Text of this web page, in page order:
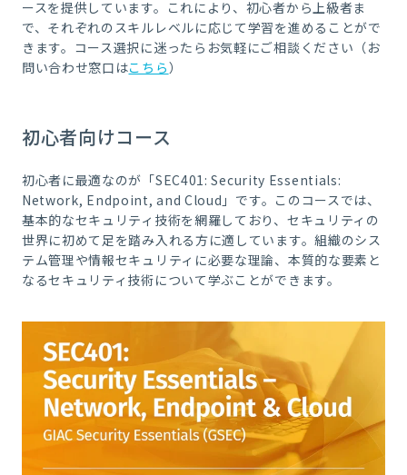
ースを提供しています。これにより、初心者から上級者ま
で、それぞれのスキルレベルに応じて学習を進めることがで
きます。コース選択に迷ったらお気軽にご相談ください（お
問い合わせ窓口はこちら）
初心者向けコース
初心者に最適なのが「SEC401: Security Essentials:
Network, Endpoint, and Cloud」です。このコースでは、
基本的なセキュリティ技術を網羅しており、セキュリティの
世界に初めて足を踏み入れる方に適しています。組織のシス
テム管理や情報セキュリティに必要な理論、本質的な要素と
なるセキュリティ技術について学ぶことができます。